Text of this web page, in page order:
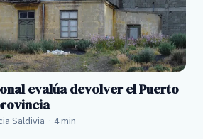
evalúa devolver el Puerto
Saldivia 4 min